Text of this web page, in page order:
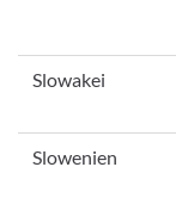
Slowakei
Slowenien